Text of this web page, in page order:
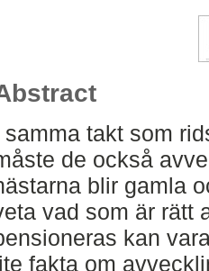
samma takt som
de också
blir gamla
vad som är rätt
kan
fakta om